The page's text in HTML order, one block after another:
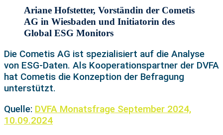
Ariane Hofstetter, Vorständin der Cometis
AG in Wiesbaden und Initiatorin des
Global ESG Monitors
Die Cometis AG ist spezialisiert auf die Analyse
von ESG-Daten. Als Kooperationspartner der DVFA
hat Cometis die Konzeption der Befragung
unterstützt.
Quelle: DVFA Monatsfrage September 2024,
10.09.2024